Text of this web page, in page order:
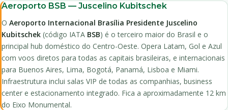
Aeroporto BSB — Juscelino Kubitschek
O Aeroporto Internacional Brasília Presidente Juscelino
Kubitschek (código IATA BSB) é o terceiro maior do Brasil e o
principal hub doméstico do Centro-Oeste. Opera Latam, Gol e Azul
com voos diretos para todas as capitais brasileiras, e internacionais
para Buenos Aires, Lima, Bogotá, Panamá, Lisboa e Miami.
Infraestrutura inclui salas VIP de todas as companhias, business
center e estacionamento integrado. Fica a aproximadamente 12 km
do Eixo Monumental.